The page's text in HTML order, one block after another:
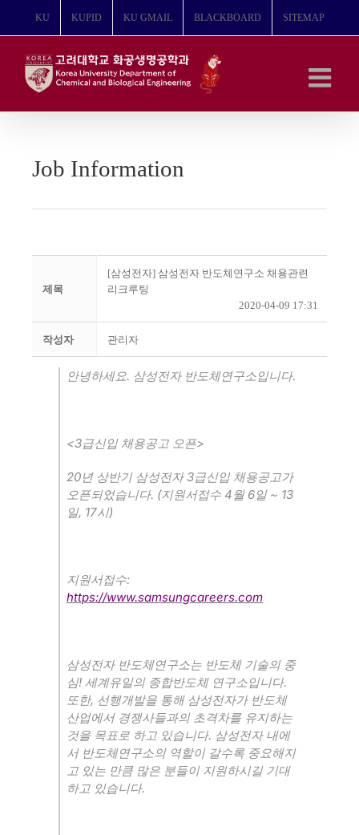
뛰
KU KUPID KU GMAIL BLACKBOARD SITEMAP
Job Information
제목
[삼성전자] 삼성전자 반도체연구소 채용관련
리크루팅
2020-04-09 17:31
작성자 관리자
안녕하세요. 삼성전자 반도체연구소입니다.
<3급신입 채용공고 오픈>
20년 상반기 삼성전자3급신입 채용공고가
오픈되었습니다. (지원서접수 4월 6일 ~ 13
일, 17시)
지원서접수:
https://www.samsungcareers.com
삼성전자 반도체연구소는 반도체 기술의 중
심! 세계유일의 종합반도체 연구소입니다.
또한, 선행개발을 통해 삼성전자가 반도체
산업에서 경쟁사들과의 초격차를 유지하는
것을 목표로 하고 있습니다. 삼성전자 내에
서 반도체연구소의 역할이 갈수록 중요해지
고 있는 만큼 많은 분들이 지원하시길 기대
하고 있습니다.